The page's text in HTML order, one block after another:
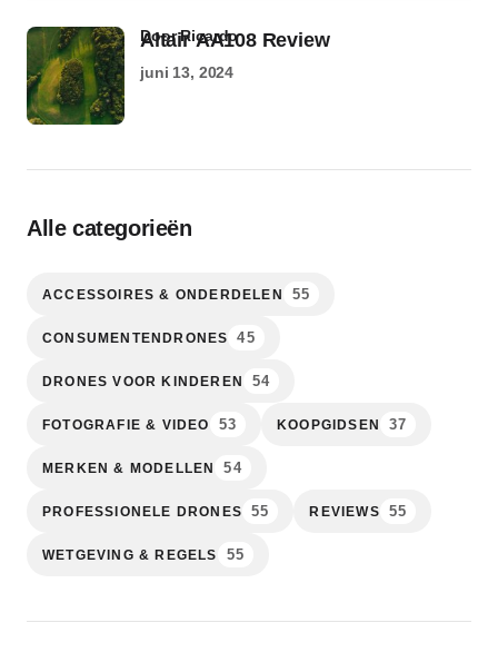
Altair AA108 Review
door Ricardo
juni 13, 2024
Alle categorieën
ACCESSOIRES & ONDERDELEN 55
CONSUMENTENDRONES 45
DRONES VOOR KINDEREN 54
FOTOGRAFIE & VIDEO 53 KOOPGIDSEN 37
MERKEN & MODELLEN 54
PROFESSIONELE DRONES 55 REVIEWS 55
WETGEVING & REGELS 55